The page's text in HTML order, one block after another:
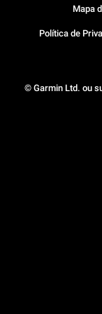
© Garmin Ltd. ou
Mapa
Política de